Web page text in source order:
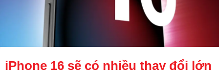
iPhone 16 sẽ có nhiều thay đổi lớn